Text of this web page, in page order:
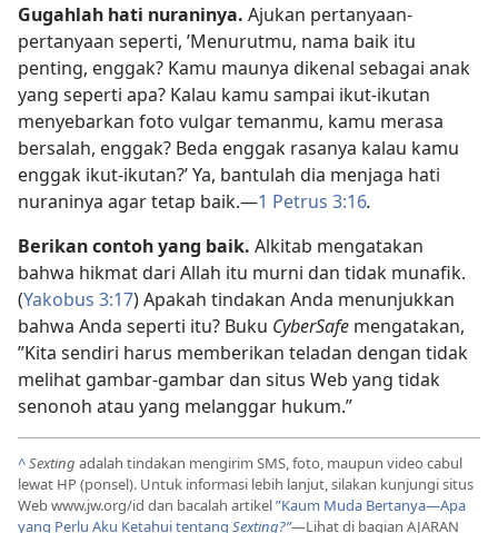
Gugahlah hati nuraninya. Ajukan pertanyaan-
pertanyaan seperti, ’Menurutmu, nama baik itu
penting, enggak? Kamu maunya dikenal sebagai anak
yang seperti apa? Kalau kamu sampai ikut-ikutan
menyebarkan foto vulgar temanmu, kamu merasa
bersalah, enggak? Beda enggak rasanya kalau kamu
enggak ikut-ikutan?’ Ya, bantulah dia menjaga hati
nuraninya agar tetap baik.—1 Petrus 3:16.
Berikan contoh yang baik. Alkitab mengatakan
bahwa hikmat dari Allah itu murni dan tidak munafik.
(Yakobus 3:17) Apakah tindakan Anda menunjukkan
bahwa Anda seperti itu? Buku CyberSafe mengatakan,
”Kita sendiri harus memberikan teladan dengan tidak
melihat gambar-gambar dan situs Web yang tidak
senonoh atau yang melanggar hukum.”
^Sexting adalah tindakan mengirim SMS, foto, maupun video cabul
lewat HP (ponsel). Untuk informasi lebih lanjut, silakan kunjungi situs
Web www.jw.org/id dan bacalah artikel”Kaum Muda Bertanya—Apa
yang Perlu Aku Ketahui tentang Sexting?”—Lihat di bagian AJARAN